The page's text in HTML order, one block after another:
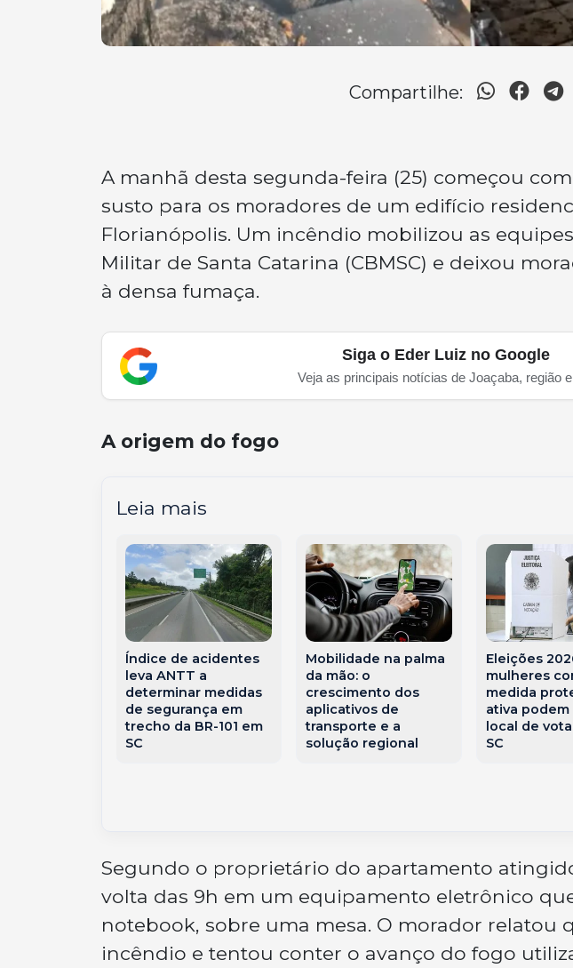
Compartilhe:
A manhã desta segunda-feira (25) começou
susto para os moradores de um edifício
Florianópolis. Um incêndio mobilizou as
Militar de Santa Catarina (CBMSC) e deixou
à densa fumaça.
Siga o Eder Luiz no Google
Veja as principais notícias de Joaçaba, região
A origem do fogo
Leia mais
Índice de acidentes
leva ANTT a
determinar medidas
de segurança em
trecho da BR-101 em
SC
Mobilidade na palma
da mão: o
crescimento dos
aplicativos de
transporte e a
solução regional
Eleições
mulheres
medida
ativa podem
local de
SC
Segundo o proprietário do apartamento
volta das 9h em um equipamento eletrônico
notebook, sobre uma mesa. O morador relatou
incêndio e tentou conter o avanço do fogo